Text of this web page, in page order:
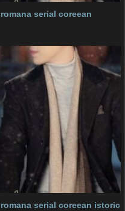
serial coreean
serial coreean istoric